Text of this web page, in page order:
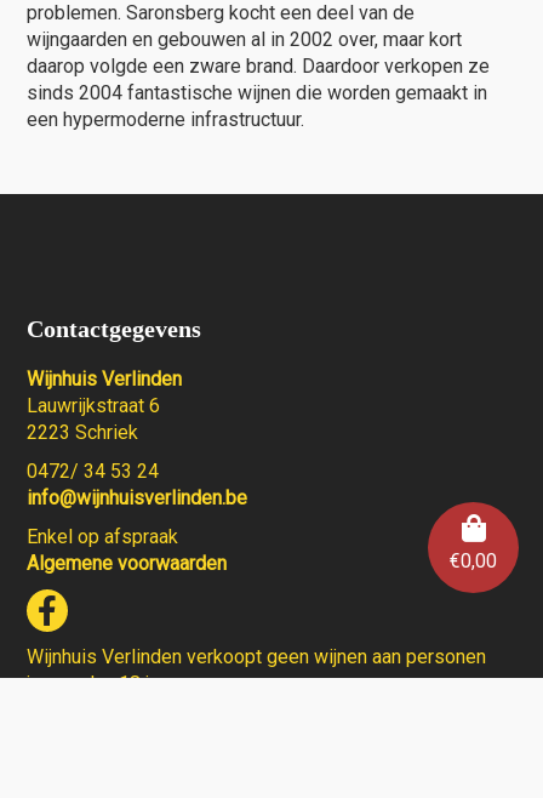
€0,00
problemen. Saronsberg kocht een deel van de
wijngaarden en gebouwen al in 2002 over, maar kort
daarop volgde een zware brand. Daardoor verkopen ze
sinds 2004 fantastische wijnen die worden gemaakt in
een hypermoderne infrastructuur.
Contactgegevens
Wijnhuis Verlinden
Lauwrijkstraat 6
2223 Schriek
0472/ 34 53 24
info@wijnhuisverlinden.be
Enkel op afspraak
Algemene voorwaarden
Wijnhuis Verlinden verkoopt geen wijnen aan personen
jonger dan 18 jaar.